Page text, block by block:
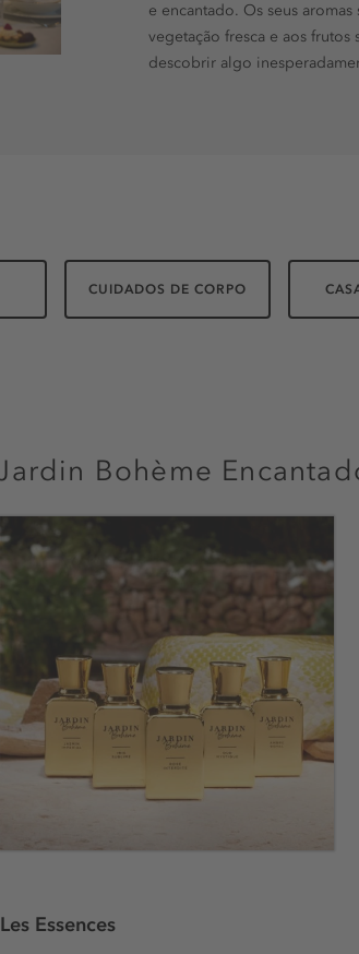
e encantado. Os seus
vegetação fresca e aos frutos
descobrir algo
CUIDADOS DE CORPO
Bohème
Les Essences